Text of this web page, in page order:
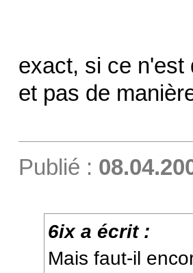
exact, si ce n'est
et pas de
Publié :
6ix a écrit :
Mais faut-il